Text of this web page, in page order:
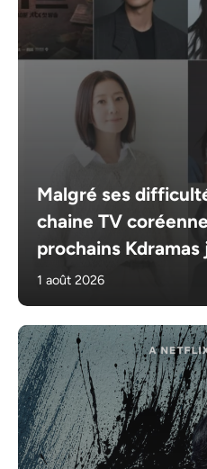
Malgré ses
chaine TV
prochains Kdramas
1 août 2026